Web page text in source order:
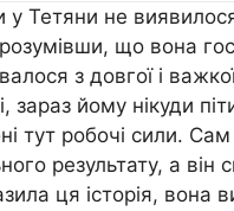
у Тетяни не
що вона
з довгої і
зараз йому нікуди
тут робочі сили.
результату, а він
ця історія,